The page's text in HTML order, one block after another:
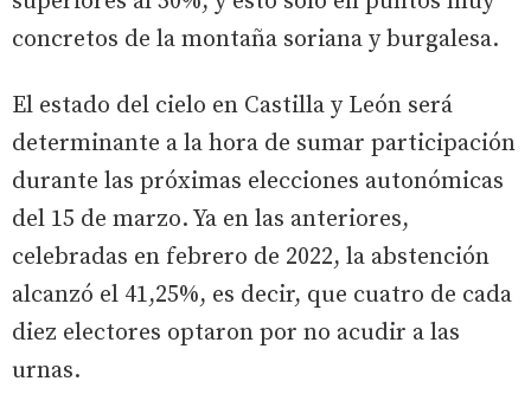
concretos de la montaña soriana y burgalesa.
El estado del cielo en Castilla y León será
determinante a la hora de sumar participación
durante las próximas elecciones autonómicas
del 15 de marzo. Ya en las anteriores,
celebradas en febrero de 2022, la abstención
alcanzó el 41,25%, es decir, que cuatro de cada
diez electores optaron por no acudir a las
urnas.